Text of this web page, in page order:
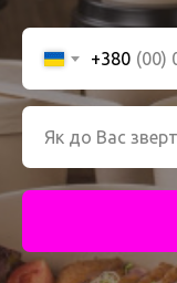
+380